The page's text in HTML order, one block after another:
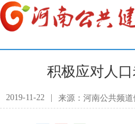
积极应对人
2019-11-22 来源：河南公共频